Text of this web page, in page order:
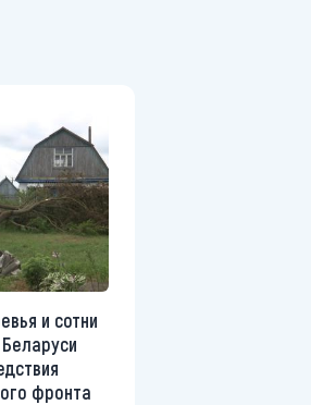
и сотни
фронта